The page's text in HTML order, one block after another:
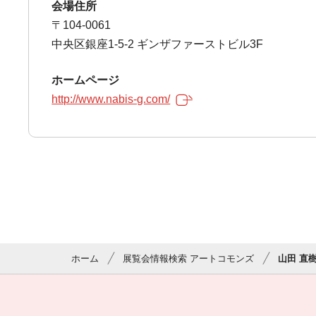
会場住所
〒104-0061
中央区銀座1-5-2 ギンザファーストビル3F
ホームページ
http://www.nabis-g.com/
ホーム 展覧会情報検索 アートコモンズ 山田 直